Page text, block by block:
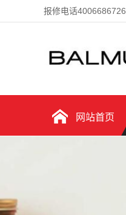
报修电话4006686726
网站首页